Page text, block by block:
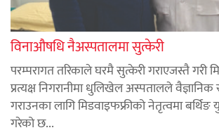
विनाऔषधि नैअस्पतालमा सुत्केरी
परम्परागत तरिकाले घरमै सुत्केरी गराएजस्तै गरी
प्रत्यक्ष निगरानीमा धुलिखेल अस्पतालले
गराउनका लागि मिडवाइफफ्रीको नेतृत्वमा
गरेको छ...